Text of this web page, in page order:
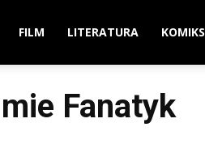
FILM LITERATURA KOMIKS
Fanatyk